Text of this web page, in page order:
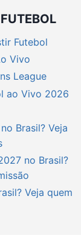
Futebol
Vivo
League
ao Vivo 2026
Brasil? Veja
no Brasil?
Veja quem